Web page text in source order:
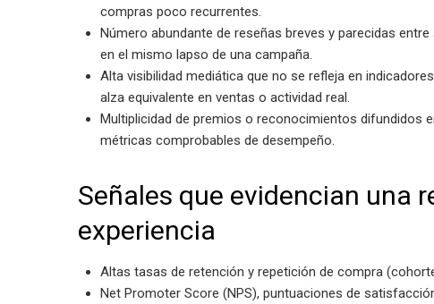
compras poco recurrentes.
Número abundante de reseñas breves y parecidas
en el mismo lapso de una campaña.
Alta visibilidad mediática que no se refleja en
alza equivalente en ventas o actividad real.
Multiplicidad de premios o reconocimientos difundidos
métricas comprobables de desempeño.
Señales que evidencian una
experiencia
Altas tasas de retención y repetición de compra
Net Promoter Score (NPS), puntuaciones de